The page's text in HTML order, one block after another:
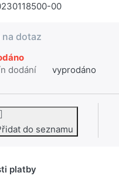
00
na dotaz
dodání
vyprodáno
do seznamu
platby